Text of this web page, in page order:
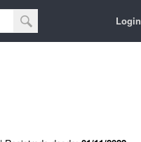
Login